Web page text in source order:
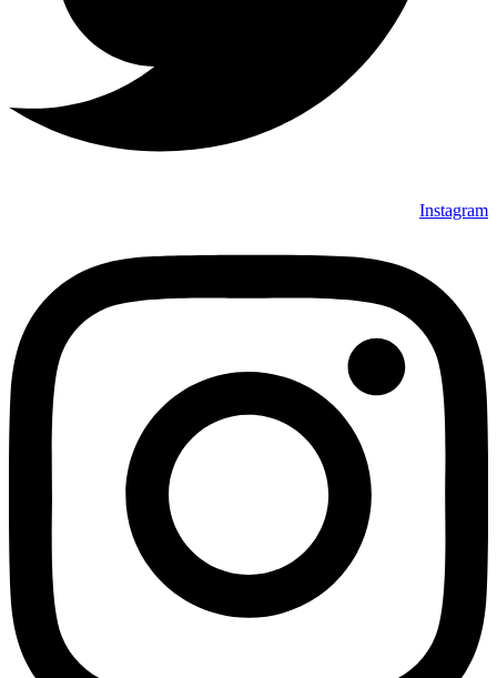
Instagram